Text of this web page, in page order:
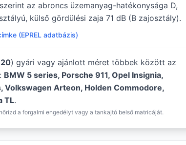
az abroncs üzemanyag-hatékonysága D,
külső gördülési zaja 71 dB (B zajosztály).
(EPREL adatbázis)
) gyári vagy ajánlott méret többek között az
BMW 5 series, Porsche 911, Opel Insignia,
Volkswagen Arteon, Holden Commodore,
TL.
a forgalmi engedélyt vagy a tankajtó belső matricáját.